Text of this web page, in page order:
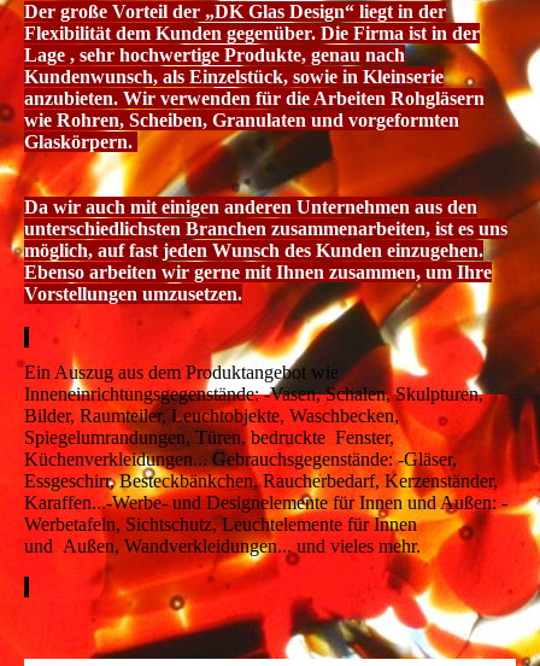
Der große Vorteil der „DK Glas Design“ liegt in der
Flexibilität dem Kunden gegenüber. Die Firma ist in der
Lage , sehr hochwertige Produkte, genau nach
Kundenwunsch, als Einzelstück, sowie in Kleinserie
anzubieten. Wir verwenden für die Arbeiten Rohgläsern
wie Rohren, Scheiben, Granulaten und vorgeformten
Glaskörpern.
Da wir auch mit einigen anderen Unternehmen aus den
unterschiedlichsten Branchen zusammenarbeiten, ist es uns
möglich, auf fast jeden Wunsch des Kunden einzugehen.
Ebenso arbeiten wir gerne mit Ihnen zusammen, um Ihre
Vorstellungen umzusetzen.
Ein Auszug aus dem Produktangebot wie
Inneneinrichtungsgegenstände: -Vasen, Schalen, Skulpturen,
Bilder, Raumteiler, Leuchtobjekte, Waschbecken,
Spiegelumrandungen, Türen, bedruckte Fenster,
Küchenverkleidungen... Gebrauchsgegenstände: -Gläser,
Essgeschirr, Besteckbänkchen, Raucherbedarf, Kerzenständer,
Karaffen...-Werbe- und Designelemente für Innen und Außen: -
Werbetafeln, Sichtschutz, Leuchtelemente für Innen
und Außen, Wandverkleidungen... und vieles mehr.